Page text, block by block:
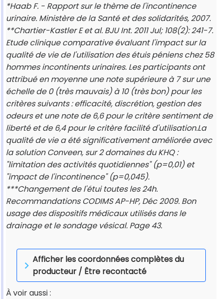
*Haab F. - Rapport sur le thème de l'incontinence
urinaire. Ministère de la Santé et des solidarités, 2007.
**Chartier-Kastler E et al. BJU Int. 2011 Jul; 108(2): 241-7.
Etude clinique comparative évaluant l'impact sur la
qualité de vie de l'utilisation des étuis péniens chez 58
hommes incontinents urinaires. Les participants ont
attribué en moyenne une note supérieure à 7 sur une
échelle de 0 (très mauvais) à 10 (très bon) pour les
critères suivants : efficacité, discrétion, gestion des
odeurs et une note de 6,6 pour le critère sentiment de
liberté et de 6,4 pour le critère facilité d'utilisation.La
qualité de vie a été significativement améliorée avec
la solution Conveen, sur 2 domaines du KHQ :
"limitation des activités quotidiennes" (p=0,01) et
"impact de l'incontinence" (p=0,045).
***Changement de l'étui toutes les 24h.
Recommandations CODIMS AP-HP, Déc 2009. Bon
usage des dispositifs médicaux utilisés dans le
drainage et le sondage vésical. Page 43.
Afficher les coordonnées complètes du
producteur / Être recontacté
À voir aussi :